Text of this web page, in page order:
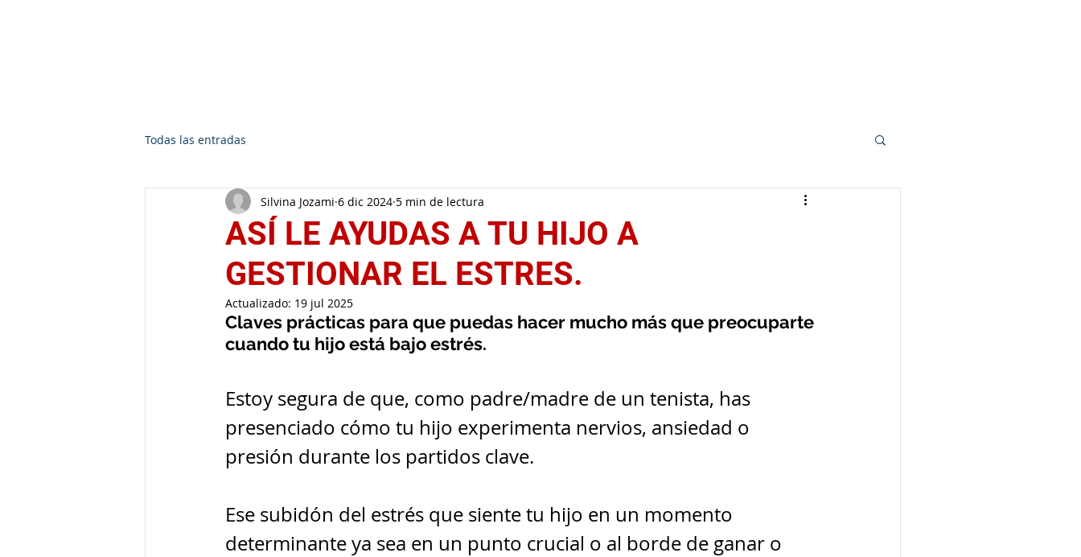
Todas las entradas
ASÍ LE AYUDAS A TU HIJO A
GESTIONAR EL ESTRES.
Silvina Jozami 6 dic 2024 5 min de lectura
Actualizado: 19 jul 2025
Claves prácticas para que puedas hacer mucho más que preocuparte
cuando tu hijo está bajo estrés.
Estoy segura de que, como padre/madre de un tenista, has
presenciado cómo tu hijo experimenta nervios, ansiedad o
presión durante los partidos clave.
Ese subidón del estrés que siente tu hijo en un momento
determinante ya sea en un punto crucial o al borde de ganar o